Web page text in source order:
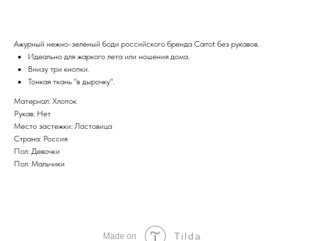
Ажурный нежно-зеленый боди российского бренда Carrot без рукавов.
Идеально для жаркого лета или ношения дома.
Внизу три кнопки.
Тонкая ткань "в дырочку".
Материал: Хлопок
Рукав: Нет
Место застежки: Ластовица
Страна: Россия
Пол: Девочки
Пол: Мальчики
Made on Tilda